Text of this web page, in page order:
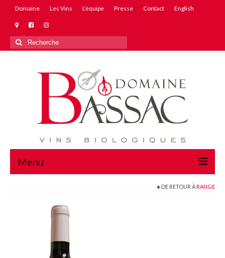
Domaine Les Vins L’équipe Presse Contact English
Rechercher
:
Menu
DE RETOUR ÀRANGE